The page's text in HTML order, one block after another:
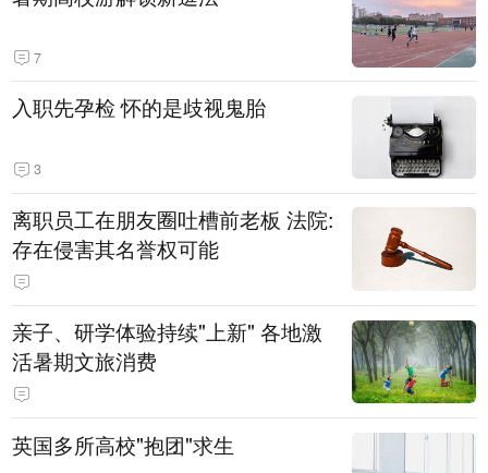
7
入职先孕检 怀的是歧视鬼胎
3
离职员工在朋友圈吐槽前老板 法院:
存在侵害其名誉权可能
亲子、研学体验持续"上新" 各地激
活暑期文旅消费
英国多所高校"抱团"求生